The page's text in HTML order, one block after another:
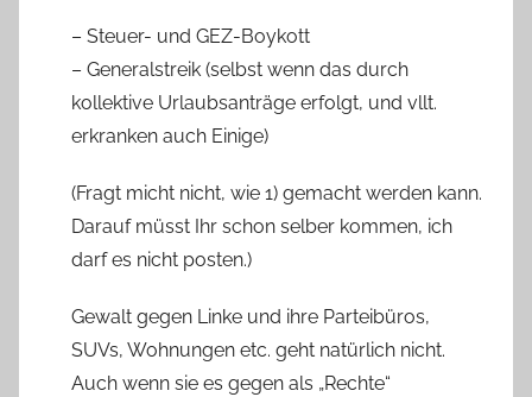
– Steuer- und GEZ-Boykott
– Generalstreik (selbst wenn das durch
kollektive Urlaubsanträge erfolgt, und vllt.
erkranken auch Einige)
(Fragt micht nicht, wie 1) gemacht werden kann.
Darauf müsst Ihr schon selber kommen, ich
darf es nicht posten.)
Gewalt gegen Linke und ihre Parteibüros,
SUVs, Wohnungen etc. geht natürlich nicht.
Auch wenn sie es gegen als „Rechte“